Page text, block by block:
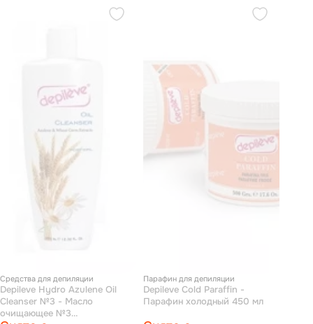
Средства для депиляции
Depileve Hydro Azulene Oil
Cleanser №3 - Масло
очищающее №3
Парафин для депиляции
Depileve Cold Paraffin -
Парафин холодный 450 мл